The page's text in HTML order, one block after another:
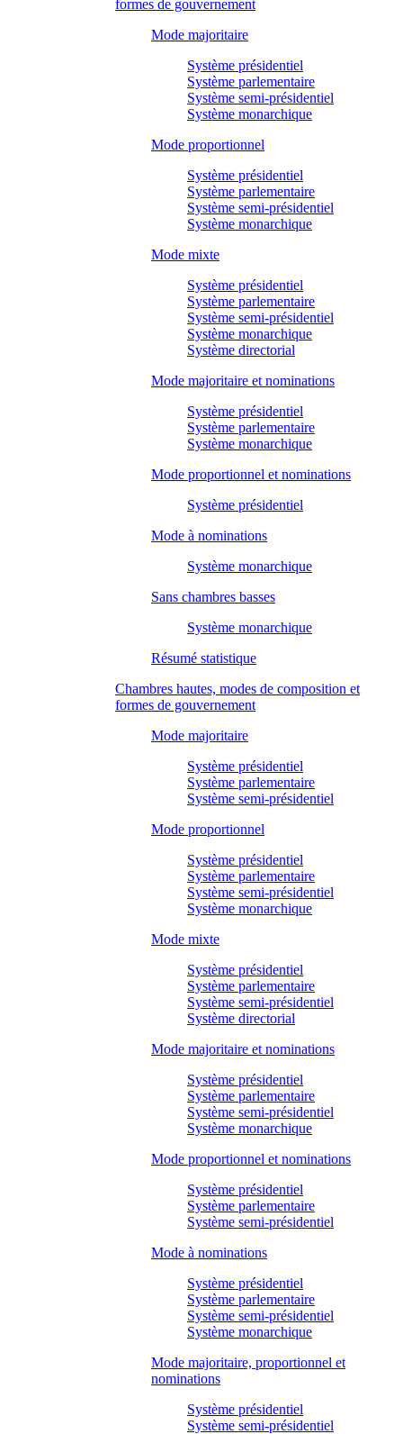
formes de gouvernement
Mode majoritaire
Système présidentiel
Système parlementaire
Système semi-présidentiel
Système monarchique
Mode proportionnel
Système présidentiel
Système parlementaire
Système semi-présidentiel
Système monarchique
Mode mixte
Système présidentiel
Système parlementaire
Système semi-présidentiel
Système monarchique
Système directorial
Mode majoritaire et nominations
Système présidentiel
Système parlementaire
Système monarchique
Mode proportionnel et nominations
Système présidentiel
Mode à nominations
Système monarchique
Sans chambres basses
Système monarchique
Résumé statistique
Chambres hautes, modes de composition et
formes de gouvernement
Mode majoritaire
Système présidentiel
Système parlementaire
Système semi-présidentiel
Mode proportionnel
Système présidentiel
Système parlementaire
Système semi-présidentiel
Système monarchique
Mode mixte
Système présidentiel
Système parlementaire
Système semi-présidentiel
Système directorial
Mode majoritaire et nominations
Système présidentiel
Système parlementaire
Système semi-présidentiel
Système monarchique
Mode proportionnel et nominations
Système présidentiel
Système parlementaire
Système semi-présidentiel
Mode à nominations
Système présidentiel
Système parlementaire
Système semi-présidentiel
Système monarchique
Mode majoritaire, proportionnel et
nominations
Système présidentiel
Système semi-présidentiel